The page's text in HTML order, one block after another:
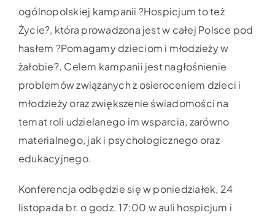
ogólnopolskiej kampanii ?Hospicjum to też
Życie?, która prowadzona jest w całej Polsce pod
hasłem ?Pomagamy dzieciom i młodzieży w
żałobie?. Celem kampanii jest nagłośnienie
problemów związanych z osieroceniem dzieci i
młodzieży oraz zwiększenie świadomości na
temat roli udzielanego im wsparcia, zarówno
materialnego, jak i psychologicznego oraz
edukacyjnego.
Konferencja odbędzie się w poniedziałek, 24
listopada br. o godz. 17:00 w auli hospicjum i